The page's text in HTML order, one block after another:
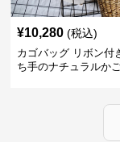
¥10,280 (税込)
カゴバッグ リボン付
ち手のナチュラルか